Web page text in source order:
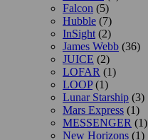
Falcon (5)
Hubble (7)
InSight (2)
James Webb (36)
JUICE (2)
LOFAR (1)
LOOP(1)
Lunar Starship (3)
Mars Express (1)
MESSENGER (1)
New Horizons (1)